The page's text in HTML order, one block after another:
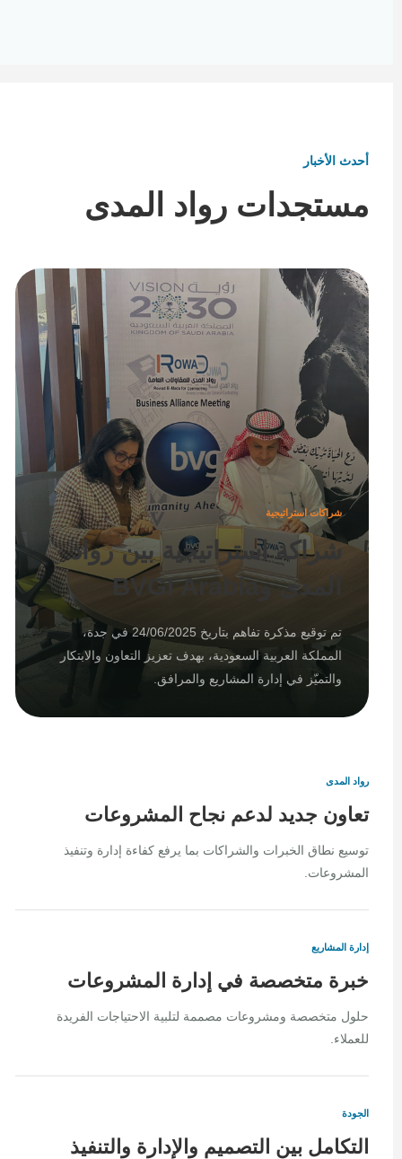
أحدث الأخبار
مستجدات رواد المدى
شراكات استراتيجية
شراكة استراتيجية بين رواد
المدى وBVGI Arabia
تم توقيع مذكرة تفاهم بتاريخ 24/06/2025 في جدة،
المملكة العربية السعودية، بهدف تعزيز التعاون والابتكار
والتميّز في إدارة المشاريع والمرافق.
رواد المدى
تعاون جديد لدعم نجاح المشروعات
توسيع نطاق الخبرات والشراكات بما يرفع كفاءة إدارة وتنفيذ
المشروعات.
إدارة المشاريع
خبرة متخصصة في إدارة المشروعات
حلول متخصصة ومشروعات مصممة لتلبية الاحتياجات الفريدة
للعملاء.
الجودة
التكامل بين التصميم والإدارة والتنفيذ